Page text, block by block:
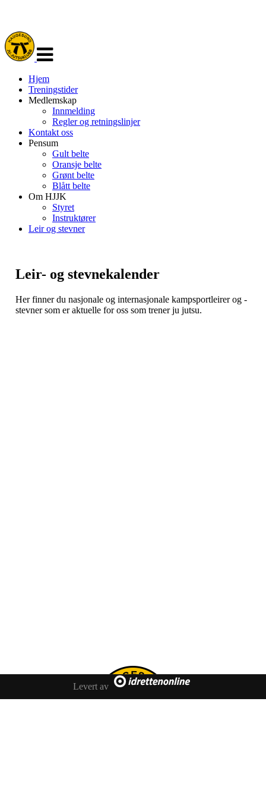
navigasjon
Hjem
Treningstider
Medlemskap
Innmelding
Regler og retningslinjer
Kontakt oss
Pensum
Gult belte
Oransje belte
Grønt belte
Blått belte
Om HJJK
Styret
Instruktører
Leir og stevner
Leir- og stevnekalender
Her finner du nasjonale og internasjonale kampsportleirer og -
stevner som er aktuelle for oss som trener ju jutsu.
Levert av